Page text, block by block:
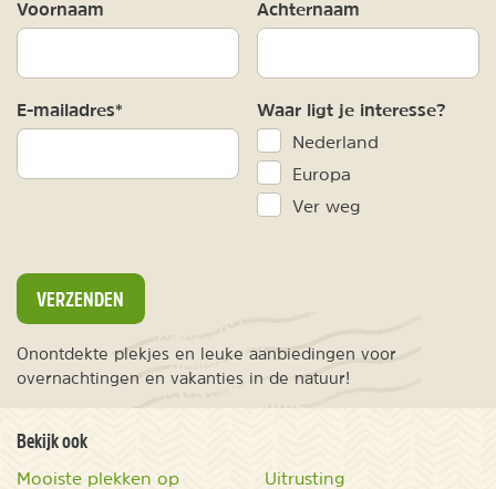
Voornaam Achternaam
E-mailadres* Waar ligt je interesse?
Nederland
Europa
Ver weg
VERZENDEN
Onontdekte plekjes en leuke aanbiedingen voor
overnachtingen en vakanties in de natuur!
Bekijk ook
Mooiste plekken op
Uitrusting